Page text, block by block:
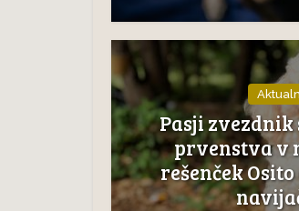
Pasji
prvenstva v
rešenček